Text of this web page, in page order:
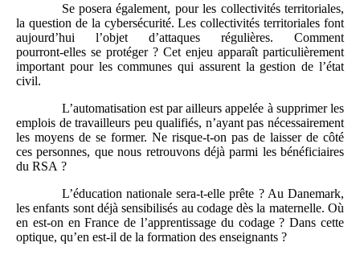
Se posera également, pour les collectivités territoriales,
la question de la cybersécurité. Les collectivités territoriales font
aujourd’hui l’objet d’attaques régulières. Comment
pourront‑elles se protéger ? Cet enjeu apparaît particulièrement
important pour les communes qui assurent la gestion de l’état
civil.
L’automatisation est par ailleurs appelée à supprimer les
emplois de travailleurs peu qualifiés, n’ayant pas nécessairement
les moyens de se former. Ne risque‑t‑on pas de laisser de côté
ces personnes, que nous retrouvons déjà parmi les bénéficiaires
du RSA ?
L’éducation nationale sera‑t‑elle prête ? Au Danemark,
les enfants sont déjà sensibilisés au codage dès la maternelle. Où
en est‑on en France de l’apprentissage du codage ? Dans cette
optique, qu’en est‑il de la formation des enseignants ?